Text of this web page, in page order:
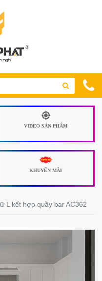
VIDEO SẢN PHẨM
KHUYẾN MÃI
L kết hợp quầy bar AC362